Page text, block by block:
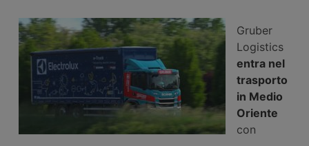
Gruber
Logistics
entra nel
trasporto
in Medio
Oriente
con